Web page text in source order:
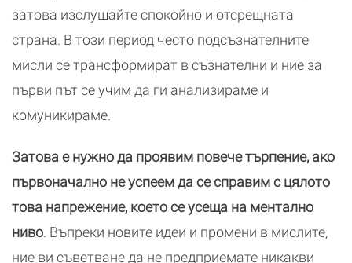
затова изслушайте спокойно и отсрещната
страна. В този период често подсъзнателните
мисли се трансформират в съзнателни и ние за
първи път се учим да ги анализираме и
комуникираме.
Затова е нужно да проявим повече търпение, ако
първоначално не успеем да се справим с цялото
това напрежение, което се усеща на ментално
ниво. Въпреки новите идеи и промени в мислите,
ние ви съветване да не предприемате никакви